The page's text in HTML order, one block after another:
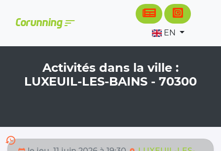
Corunningsort
EN
Activités dans la ville :
LUXEUIL-LES-BAINS - 70300
history